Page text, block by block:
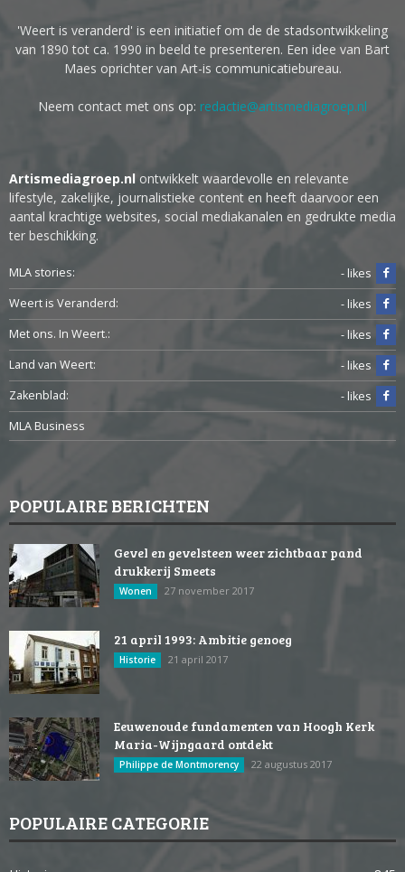
'Weert is veranderd' is een initiatief om de de stadsontwikkeling
van 1890 tot ca. 1990 in beeld te presenteren. Een idee van Bart
Maes oprichter van Art-is communicatiebureau.
Neem contact met ons op: redactie@artismediagroep.nl
Artismediagroep.nl ontwikkelt waardevolle en relevante
lifestyle, zakelijke, journalistieke content en heeft daarvoor een
aantal krachtige websites, social mediakanalen en gedrukte media
ter beschikking.
MLA stories:
- likes
Weert is Veranderd:
- likes
Met ons. In Weert.:
- likes
Land van Weert:
- likes
Zakenblad:
- likes
MLA Business
POPULAIRE BERICHTEN
Gevel en gevelsteen weer zichtbaar pand
drukkerij Smeets
Wonen 27 november 2017
21 april 1993: Ambitie genoeg
Historie 21 april 2017
Eeuwenoude fundamenten van Hoogh Kerk
Maria-Wijngaard ontdekt
Philippe de Montmorency 22 augustus 2017
POPULAIRE CATEGORIE